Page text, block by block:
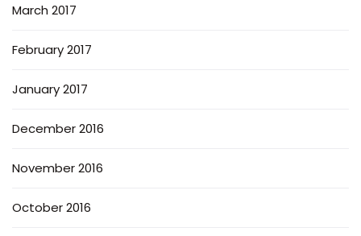
March 2017
February 2017
January 2017
December 2016
November 2016
October 2016